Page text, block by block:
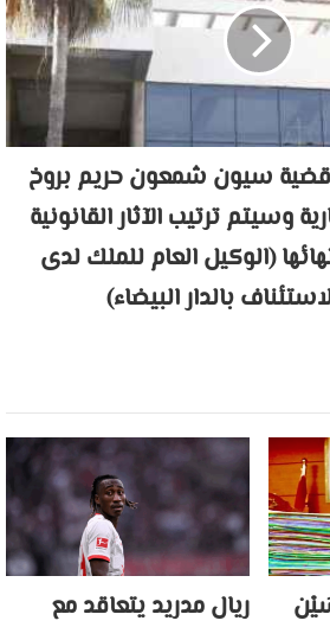
سيون شمعون حريم بروخ
وسيتم ترتيب الآثار القانونية
(الوكيل العام للملك لدى
بالدار البيضاء)
ريال مدريد يتعاقد مع